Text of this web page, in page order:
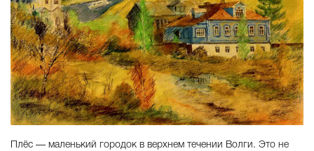
Плёс — маленький городок в верхнем течении Волги. Это не